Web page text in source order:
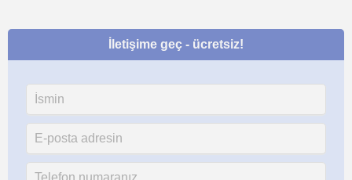
İletişime geç - ücretsiz!